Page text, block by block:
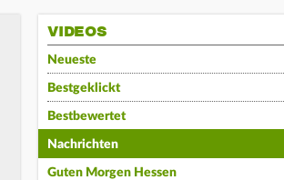
VIDEOS
Neueste
Bestgeklickt
Bestbewertet
Nachrichten
Guten Morgen Hessen